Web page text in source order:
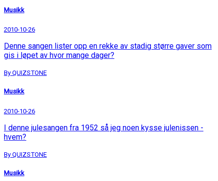
Musikk
2010-10-26
Denne sangen lister opp en rekke av stadig større gaver som
gis i løpet av hvor mange dager?
By QUIZSTONE
Musikk
2010-10-26
I denne julesangen fra 1952 så jeg noen kysse julenissen -
hvem?
By QUIZSTONE
Musikk